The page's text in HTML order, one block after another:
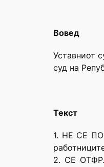
Вовед
Уставниот
суд на
Текст
1. НЕ СЕ
2. СЕ